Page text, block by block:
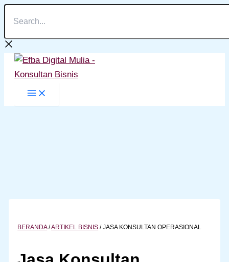
konten
Search...
BERANDA/ARTIKEL BISNIS /JASA KONSULTAN OPERASIONAL